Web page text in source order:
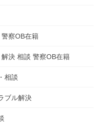
察OB在籍
決 相談 警察OB在籍
相談
ブル解決